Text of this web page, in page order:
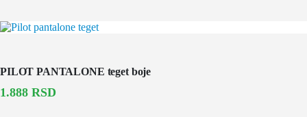
PILOT PANTALONE teget boje
1.888 RSD